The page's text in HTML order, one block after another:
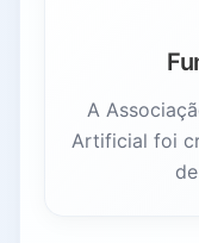
A
Artificial foi